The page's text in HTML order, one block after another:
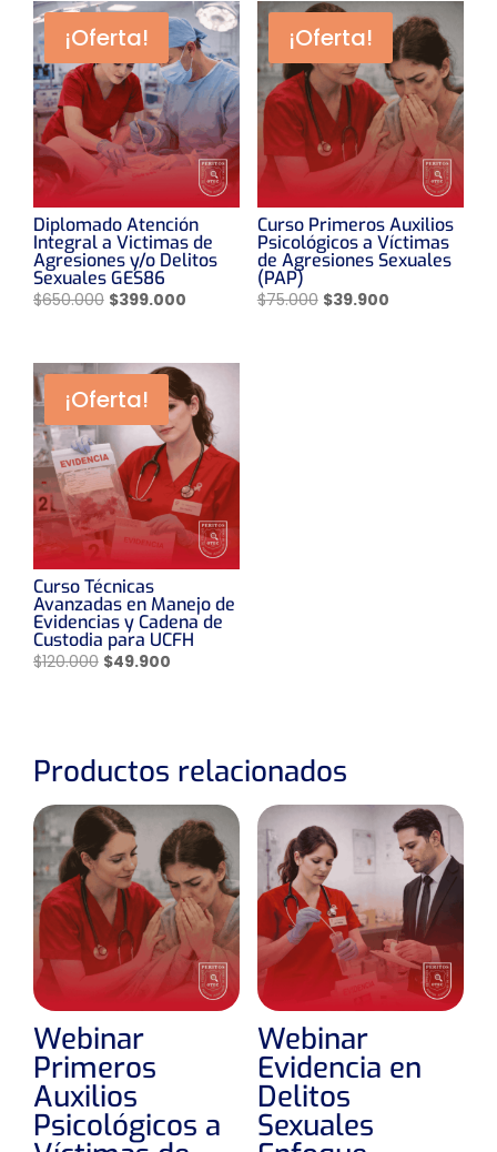
¡Oferta!
Diplomado Atención
Integral a Victimas de
Agresiones y/o Delitos
Sexuales GES86
$650.000 El
era:
$650.000.
$399.000El
es:
$399.000.
¡Oferta!
Curso Primeros Auxilios
Psicológicos a Víctimas
de Agresiones Sexuales
(PAP)
$75.000 El
$39.900El
¡Oferta!
Curso Técnicas
Avanzadas en Manejo de
Evidencias y Cadena de
Custodia para UCFH
$120.000 El
$120.000.
$49.900El
$49.900.
Productos relacionados
Webinar
Primeros
Auxilios
Psicológicos a
Webinar
Evidencia en
Delitos
Sexuales